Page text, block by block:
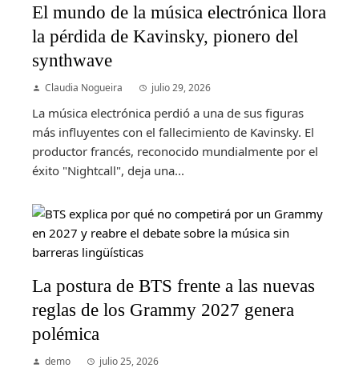
El mundo de la música electrónica llora
la pérdida de Kavinsky, pionero del
synthwave
Claudia Nogueira julio 29, 2026
La música electrónica perdió a una de sus figuras
más influyentes con el fallecimiento de Kavinsky. El
productor francés, reconocido mundialmente por el
éxito "Nightcall", deja una...
La postura de BTS frente a las nuevas
reglas de los Grammy 2027 genera
polémica
demo julio 25, 2026